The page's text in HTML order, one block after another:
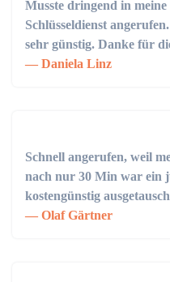
Musste dringend in
Schlüsseldienst
sehr günstig. Danke für
Daniela Linz
Schnell angerufen, weil
nach nur 30 Min war ein
kostengünstig
Olaf Gärtner